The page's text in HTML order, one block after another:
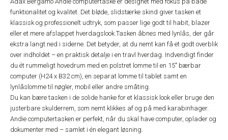
funktionalitet og kvalitet. Det bløde, slidstærke skind giver tasken et
klassisk og professionelt udtryk, som passer lige godt til habit, blazer
eller et mere afslappet hverdagslook.Tasken åbnes med lynlås, der går
ekstra langt ned i siderne. Det betyder, at du nemt kan få et godt overblik
over indholdet – en praktisk detalje i en travl hverdag. Indvendigt finder
du ét rummeligt hovedrum med en polstret lomme til en 15" bærbar
computer (H24 x B32 cm), en separat lomme til tablet samt en
lynlåslomme til nøgler, mobil eller andre småting.
Du kan bære tasken i de solide hanke for et klassisk look eller bruge den
justerbare skulderrem, som nemt klikkes af og på med karabinhager.
Andie computertasken er perfekt, når du skal have computer, oplader og
dokumenter med – samlet i én elegant løsning.